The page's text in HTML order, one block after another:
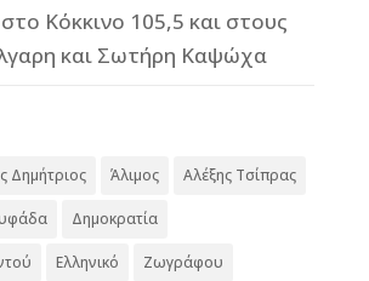
Κόκκινο 105,5 και στους
και Σωτήρη Καψώχα
Δημήτριος Άλιμος Αλέξης Τσίπρας
Δημοκρατία
Ελληνικό Ζωγράφου